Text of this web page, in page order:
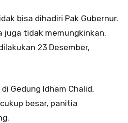
bisa dihadiri Pak Gubernur.
juga tidak memungkinkan.
23 Desember,
Gedung Idham Chalid,
besar, panitia